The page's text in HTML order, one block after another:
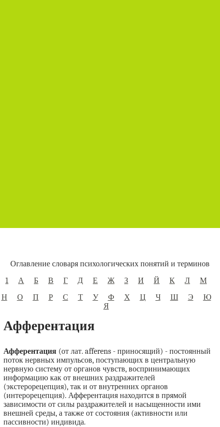
Оглавление словаря психологических понятий и терминов
1
А Б В Г Д Е Ж З И Й К Л
М
Н
О П Р С Т У Ф Х Ц Ч Ш Э
Ю
Я
Афферентация
Афферентация(от лат. afferens - приносящий) - постоянный
поток нервных импульсов, поступающих в центральную
нервную систему от органов чувств, воспринимающих
информацию как от внешних раздражителей
(экстерорецепция), так и от внутренних органов
(интерорецепция). Афферентация находится в прямой
зависимости от силы раздражителей и насыщенности ими
внешней среды, а также от состояния (активности или
пассивности) индивида.